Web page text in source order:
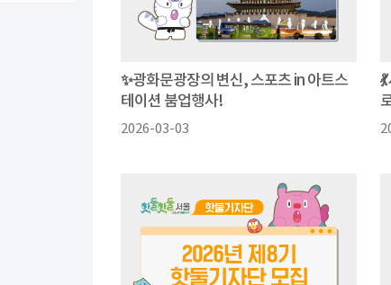
✨광화문광장의 변신, 스포츠 in 아트스
테이션 붐업행사!
2026-03-03